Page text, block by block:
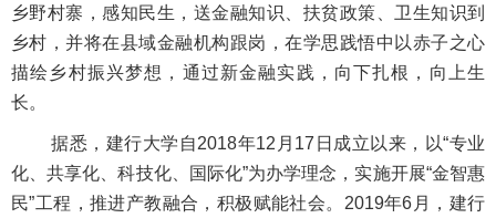
乡野村寨，感知民生，送金融知识、扶贫政策、卫生知识到
乡村，并将在县域金融机构跟岗，在学思践悟中以赤子之心
描绘乡村振兴梦想，通过新金融实践，向下扎根，向上生
长。
据悉，建行大学自2018年12月17日成立以来，以“专业
化、共享化、科技化、国际化”为办学理念，实施开展“金智惠
民”工程，推进产教融合，积极赋能社会。2019年6月，建行